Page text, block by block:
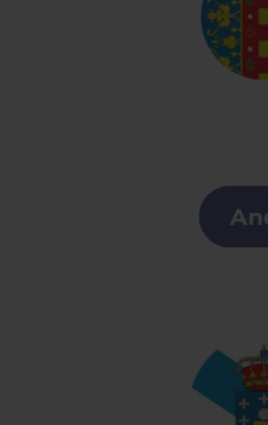
Clases de